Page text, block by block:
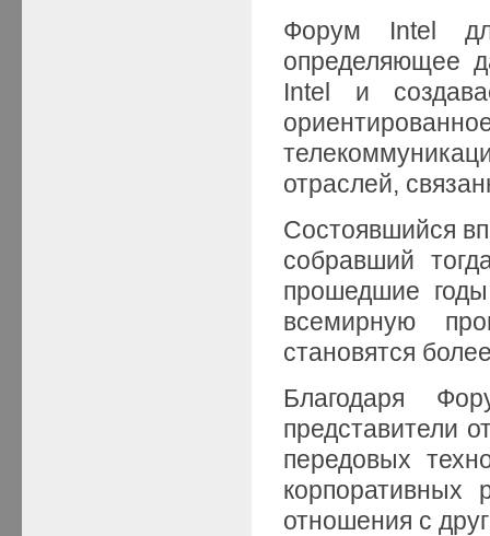
Форум Intel
определяющее
Intel и
отраслей,
Состоявшийся
собравший
прошедшие
всемирную
становятся
Благодаря
представители
передовых
корпоративных
отношения с